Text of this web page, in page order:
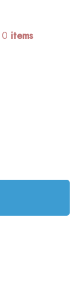
0 items